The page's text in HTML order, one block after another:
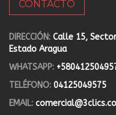
CONTACTO
DIRECCIÓN: Calle 15,
Estado Aragua
WHATSAPP:
TELÉFONO: 04125049575
EMAIL: